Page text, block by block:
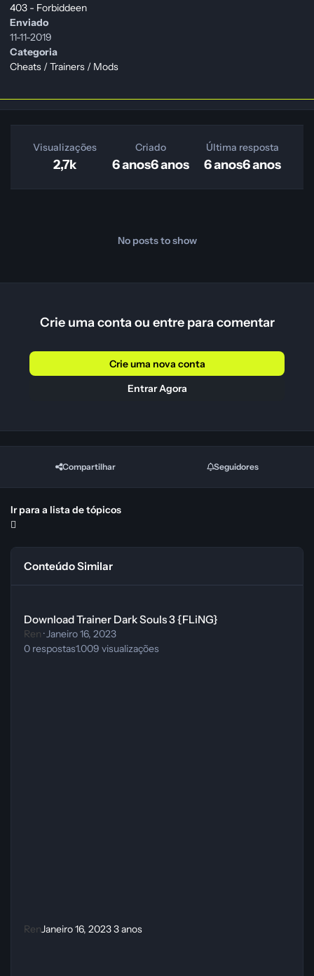
403 - Forbiddeen
Enviado
11-11-2019
Categoria
Cheats / Trainers / Mods
Visualizações
2,7k
Criado
6 anos6 anos
Última resposta
6 anos6 anos
No posts to show
Crie uma conta ou entre para comentar
Crie uma nova conta
Entrar Agora
Compartilhar Seguidores
Ir para a lista de tópicos
Conteúdo Similar
Download Trainer Dark Souls 3 {FLiNG}
Ren ·Janeiro 16, 2023
0 respostas1.009 visualizações
RenJaneiro 16, 20233 anos